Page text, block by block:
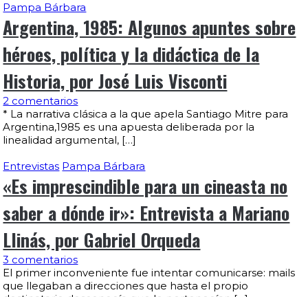
Pampa Bárbara
Argentina, 1985: Algunos apuntes sobre
héroes, política y la didáctica de la
Historia, por José Luis Visconti
2 comentarios
* La narrativa clásica a la que apela Santiago Mitre para
Argentina,1985 es una apuesta deliberada por la
linealidad argumental, […]
Entrevistas Pampa Bárbara
«Es imprescindible para un cineasta no
saber a dónde ir»: Entrevista a Mariano
Llinás, por Gabriel Orqueda
3 comentarios
El primer inconveniente fue intentar comunicarse: mails
que llegaban a direcciones que hasta el propio